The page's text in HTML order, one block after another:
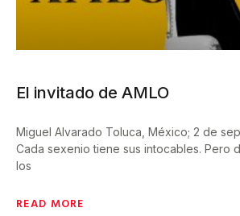
El invitado de AMLO
Miguel Alvarado Toluca, México; 2 de
Cada sexenio tiene sus intocables. Pero
los
READ MORE